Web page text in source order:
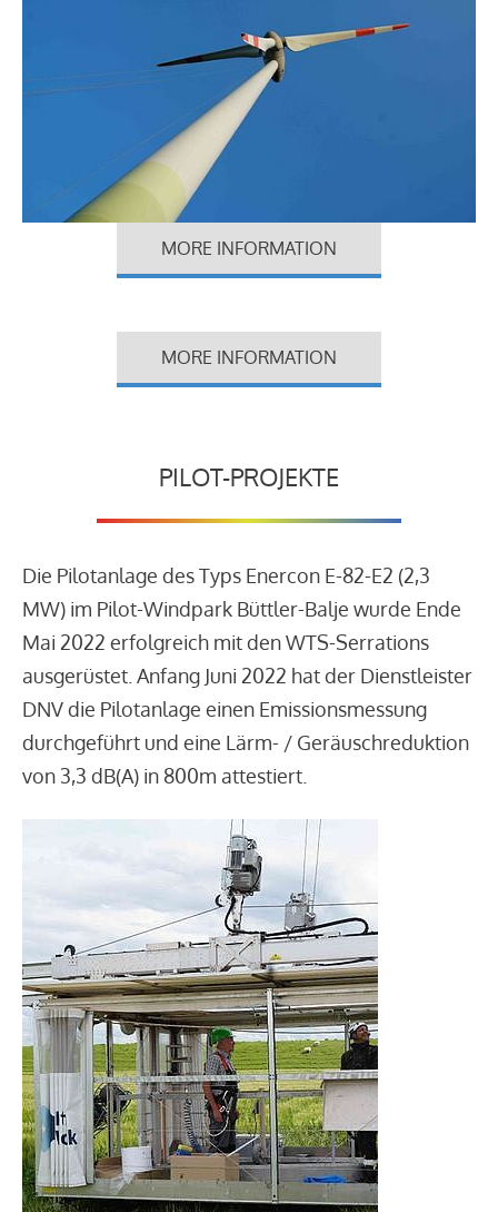
MORE INFORMATION
MORE INFORMATION
PILOT-PROJEKTE
Die Pilotanlage des Typs Enercon E-82-E2 (2,3
MW) im Pilot-Windpark Büttler-Balje wurde Ende
Mai 2022 erfolgreich mit den WTS-Serrations
ausgerüstet. Anfang Juni 2022 hat der Dienstleister
DNV die Pilotanlage einen Emissionsmessung
durchgeführt und eine Lärm- / Geräuschreduktion
von 3,3 dB(A) in 800m attestiert.